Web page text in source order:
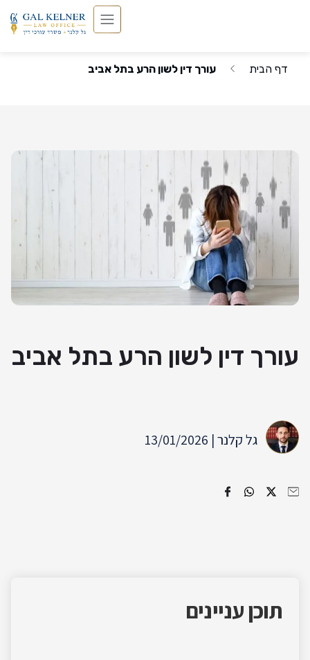
דף הבית עורך דין לשון הרע בתל אביב
עורך דין לשון הרע בתל אביב
גל קלנר | 13/01/2026
תוכן עניינים